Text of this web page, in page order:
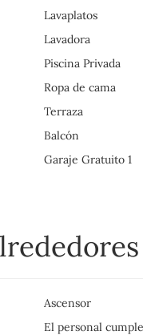
Lavaplatos
Lavadora
Piscina Privada
Ropa de cama
Terraza
Balcón
Garaje Gratuito 1
Ascensor
El personal